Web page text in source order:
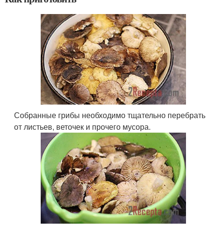
Собранные грибы необходимо тщательно перебрать
от листьев, веточек и прочего мусора.